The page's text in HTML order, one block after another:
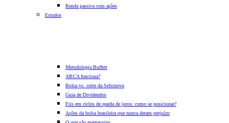
Renda passiva com ações
Estudos
Metodologia Buffett
ARCA funciona?
Bolsa vs. corte da Selicnovo
Guia de Dividendos
Fiis em ciclos de queda de juros: como se posicionar?
Ações da bolsa brasileira que nunca deram prejuízo